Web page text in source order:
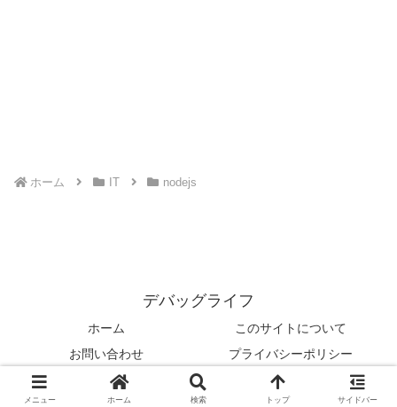
ホーム IT nodejs
デバッグライフ
ホーム
このサイトについて
お問い合わせ
プライバシーポリシー
© 2013 デバッグライフ.
メニュー ホーム 検索 トップ サイドバー